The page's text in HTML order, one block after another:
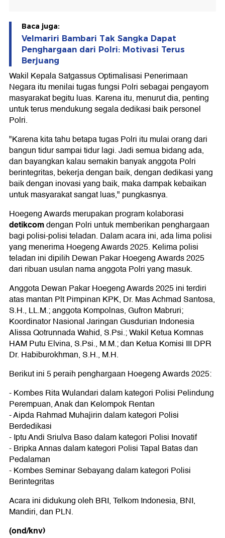
Baca juga:
Velmariri Bambari Tak Sangka Dapat
Penghargaan dari Polri: Motivasi Terus
Berjuang
Wakil Kepala Satgassus Optimalisasi Penerimaan
Negara itu menilai tugas fungsi Polri sebagai pengayom
masyarakat begitu luas. Karena itu, menurut dia, penting
untuk terus mendukung segala dedikasi baik personel
Polri.
"Karena kita tahu betapa tugas Polri itu mulai orang dari
bangun tidur sampai tidur lagi. Jadi semua bidang ada,
dan bayangkan kalau semakin banyak anggota Polri
berintegritas, bekerja dengan baik, dengan dedikasi yang
baik dengan inovasi yang baik, maka dampak kebaikan
untuk masyarakat sangat luas," pungkasnya.
Hoegeng Awards merupakan program kolaborasi
detikcomdengan Polri untuk memberikan penghargaan
bagi polisi-polisi teladan. Dalam acara ini, ada lima polisi
yang menerima Hoegeng Awards 2025. Kelima polisi
teladan ini dipilih Dewan Pakar Hoegeng Awards 2025
dari ribuan usulan nama anggota Polri yang masuk.
Anggota Dewan Pakar Hoegeng Awards 2025 ini terdiri
atas mantan Plt Pimpinan KPK, Dr. Mas Achmad Santosa,
S.H., LL.M.; anggota Kompolnas, Gufron Mabruri;
Koordinator Nasional Jaringan Gusdurian Indonesia
Alissa Qotrunnada Wahid, S.Psi.; Wakil Ketua Komnas
HAM Putu Elvina, S.Psi., M.M.; dan Ketua Komisi III DPR
Dr. Habiburokhman, S.H., M.H.
Berikut ini 5 peraih penghargaan Hoegeng Awards 2025:
- Kombes Rita Wulandari dalam kategori Polisi Pelindung
Perempuan, Anak dan Kelompok Rentan
- Aipda Rahmad Muhajirin dalam kategori Polisi
Berdedikasi
- Iptu Andi Sriulva Baso dalam kategori Polisi Inovatif
- Bripka Annas dalam kategori Polisi Tapal Batas dan
Pedalaman
- Kombes Seminar Sebayang dalam kategori Polisi
Berintegritas
Acara ini didukung oleh BRI, Telkom Indonesia, BNI,
Mandiri, dan PLN.
(ond/knv)